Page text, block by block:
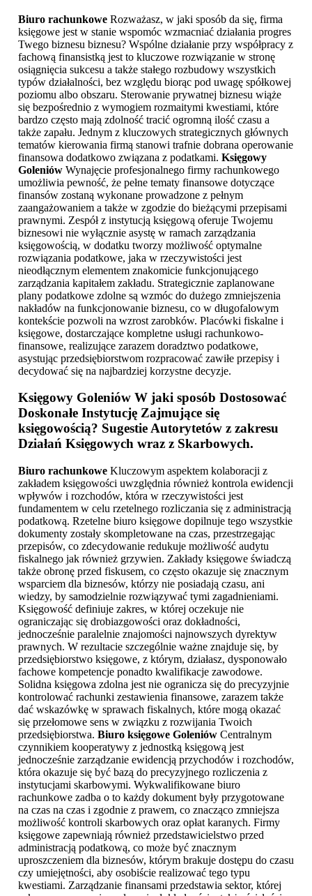
Biuro rachunkowe Rozważasz, w jaki sposób da się, firma
księgowe jest w stanie wspomóc wzmacniać działania progres
Twego biznesu biznesu? Wspólne działanie przy współpracy z
fachową finansistką jest to kluczowe rozwiązanie w stronę
osiągnięcia sukcesu a także stałego rozbudowy wszystkich
typów działalności, bez względu biorąc pod uwagę spółkowej
poziomu albo obszaru. Sterowanie prywatnej biznesu wiąże
się bezpośrednio z wymogiem rozmaitymi kwestiami, które
bardzo często mają zdolność tracić ogromną ilość czasu a
także zapału. Jednym z kluczowych strategicznych głównych
tematów kierowania firmą stanowi trafnie dobrana operowanie
finansowa dodatkowo związana z podatkami. Księgowy
Goleniów Wynajęcie profesjonalnego firmy rachunkowego
umożliwia pewność, że pełne tematy finansowe dotyczące
finansów zostaną wykonane prowadzone z pełnym
zaangażowaniem a także w zgodzie do bieżącymi przepisami
prawnymi. Zespół z instytucją księgową oferuje Twojemu
biznesowi nie wyłącznie asystę w ramach zarządzania
księgowością, w dodatku tworzy możliwość optymalne
rozwiązania podatkowe, jaka w rzeczywistości jest
nieodłącznym elementem znakomicie funkcjonującego
zarządzania kapitałem zakładu. Strategicznie zaplanowane
plany podatkowe zdolne są wzmóc do dużego zmniejszenia
nakładów na funkcjonowanie biznesu, co w długofalowym
kontekście pozwoli na wzrost zarobków. Placówki fiskalne i
księgowe, dostarczające kompletne usługi rachunkowo-
finansowe, realizujące zarazem doradztwo podatkowe,
asystując przedsiębiorstwom rozpracować zawiłe przepisy i
decydować się na najbardziej korzystne decyzje.
Księgowy Goleniów W jaki sposób Dostosować
Doskonałe Instytucję Zajmujące się
księgowością? Sugestie Autorytetów z zakresu
Działań Księgowych wraz z Skarbowych.
Biuro rachunkowe Kluczowym aspektem kolaboracji z
zakładem księgowości uwzględnia również kontrola ewidencji
wpływów i rozchodów, która w rzeczywistości jest
fundamentem w celu rzetelnego rozliczania się z administracją
podatkową. Rzetelne biuro księgowe dopilnuje tego wszystkie
dokumenty zostały skompletowane na czas, przestrzegając
przepisów, co zdecydowanie redukuje możliwość audytu
fiskalnego jak również grzywien. Zakłady księgowe świadczą
także obronę przed fiskusem, co często okazuje się znacznym
wsparciem dla biznesów, którzy nie posiadają czasu, ani
wiedzy, by samodzielnie rozwiązywać tymi zagadnieniami.
Księgowość definiuje zakres, w której oczekuje nie
ograniczając się drobiazgowości oraz dokładności,
jednocześnie paralelnie znajomości najnowszych dyrektyw
prawnych. W rezultacie szczególnie ważne znajduje się, by
przedsiębiorstwo księgowe, z którym, działasz, dysponowało
fachowe kompetencje ponadto kwalifikacje zawodowe.
Solidna księgowa zdolna jest nie ogranicza się do precyzyjnie
kontrolować rachunki zestawienia finansowe, zarazem także
dać wskazówkę w sprawach fiskalnych, które mogą okazać
się przełomowe sens w związku z rozwijania Twoich
przedsiębiorstwa. Biuro księgowe Goleniów Centralnym
czynnikiem kooperatywy z jednostką księgową jest
jednocześnie zarządzanie ewidencją przychodów i rozchodów,
która okazuje się być bazą do precyzyjnego rozliczenia z
instytucjami skarbowymi. Wykwalifikowane biuro
rachunkowe zadba o to każdy dokument były przygotowane
na czas na czas i zgodnie z prawem, co znacząco zmniejsza
możliwość kontroli skarbowych oraz opłat karanych. Firmy
księgowe zapewniają również przedstawicielstwo przed
administracją podatkową, co może być znacznym
uproszczeniem dla biznesów, którym brakuje dostępu do czasu
czy umiejętności, aby osobiście realizować tego typu
kwestiami. Zarządzanie finansami przedstawia sektor, której